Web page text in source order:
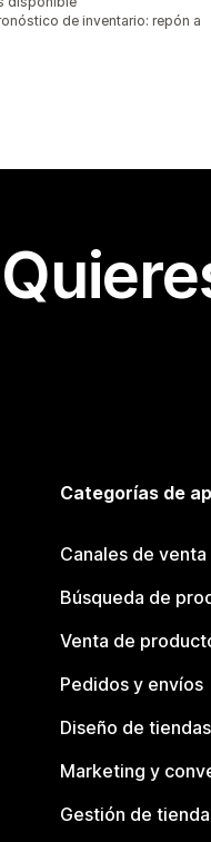
de inventario: repón a
Categorías de
Canales de venta
Búsqueda de
Venta de
Pedidos y envíos
Diseño de tiendas
Marketing y
Gestión de